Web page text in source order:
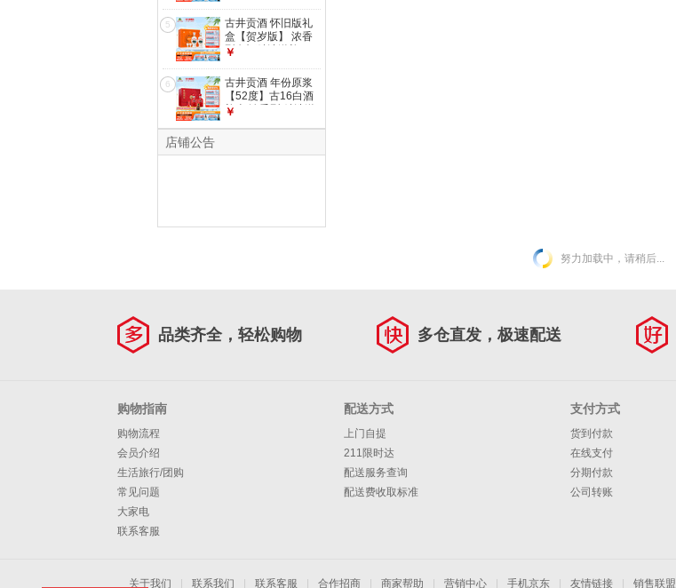
5
古井贡酒 怀旧版礼
盒【贺岁版】 浓香
型白酒精选送礼 50
盒装）
￥
6
古井贡酒 年份原浆
【52度】古16白酒
礼盒 浓香型 精选送
￥
店铺公告
努力加载中，请稍后...
品类齐全，轻松购物 多仓直发，极速配送
购物指南
购物流程
会员介绍
生活旅行/团购
常见问题
大家电
联系客服
配送方式
上门自提
211限时达
配送服务查询
配送费收取标准
支付方式
货到付款
在线支付
分期付款
公司转账
关于我们 联系我们 联系客服 合作招商 商家帮助 营销中心 手机京东 友情链接 销售联盟